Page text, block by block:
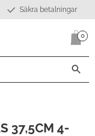
Säkra betalningar
0
37,5CM 4-